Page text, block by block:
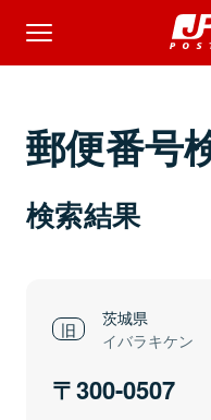
郵便番号
検索結果
茨城県
イバラキケン
300-0507